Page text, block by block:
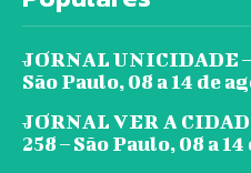
JORNAL UNICIDADE –
São Paulo, 08 a 14 de
JORNAL VER A
258 – São Paulo, 08 a